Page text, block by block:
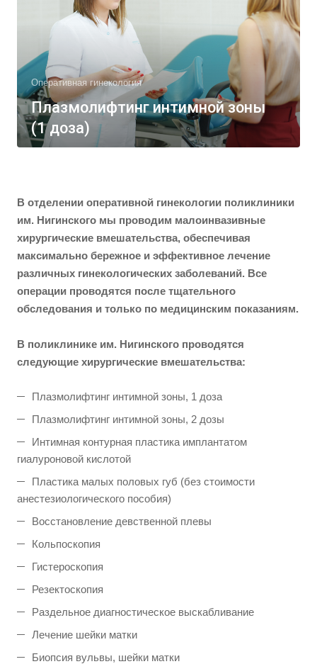
Оперативная гинекология
Плазмолифтинг интимной зоны
(1 доза)
В отделении оперативной гинекологии поликлиники
им. Нигинского мы проводим малоинвазивные
хирургические вмешательства, обеспечивая
максимально бережное и эффективное лечение
различных гинекологических заболеваний. Все
операции проводятся после тщательного
обследования и только по медицинским показаниям.
В поликлинике им. Нигинского проводятся
следующие хирургические вмешательства:
Плазмолифтинг интимной зоны, 1 доза
Плазмолифтинг интимной зоны, 2 дозы
Интимная контурная пластика имплантатом
гиалуроновой кислотой
Пластика малых половых губ (без стоимости
анестезиологического пособия)
Восстановление девственной плевы
Кольпоскопия
Гистероскопия
Резектоскопия
Раздельное диагностическое выскабливание
Лечение шейки матки
Биопсия вульвы, шейки матки